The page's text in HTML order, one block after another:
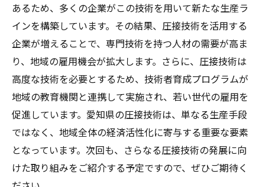
あるため、多くの企業がこの技術を用いて新たな生産ラ
インを構築しています。その結果、圧接技術を活用する
企業が増えることで、専門技術を持つ人材の需要が高ま
り、地域の雇用機会が拡大します。さらに、圧接技術は
高度な技術を必要とするため、技術者育成プログラムが
地域の教育機関と連携して実施され、若い世代の雇用を
促進しています。愛知県の圧接技術は、単なる生産手段
ではなく、地域全体の経済活性化に寄与する重要な要素
となっています。次回も、さらなる圧接技術の発展に向
けた取り組みをご紹介する予定ですので、ぜひご期待く